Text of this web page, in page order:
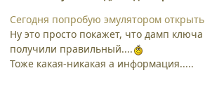
Сегодня попробую эмулятором открыть
Ну это просто покажет, что дамп ключа
получили правильный....
Тоже какая-никакая а информация.....